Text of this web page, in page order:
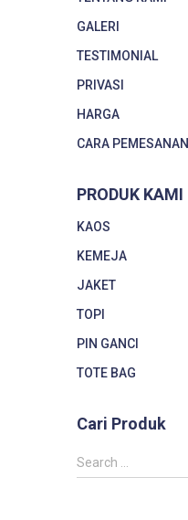
GALERI
TESTIMONIAL
PRIVASI
HARGA
CARA PEMESANAN
PRODUK KAMI
KAOS
KEMEJA
JAKET
TOPI
PIN GANCI
TOTE BAG
Cari Produk
S
e
Search …